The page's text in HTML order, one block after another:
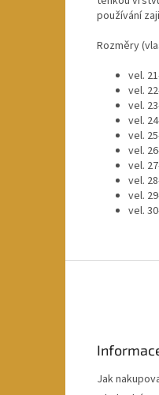
používání
Rozměry
vel.
vel.
vel.
vel.
vel.
vel.
vel.
vel.
vel.
vel.
Jak